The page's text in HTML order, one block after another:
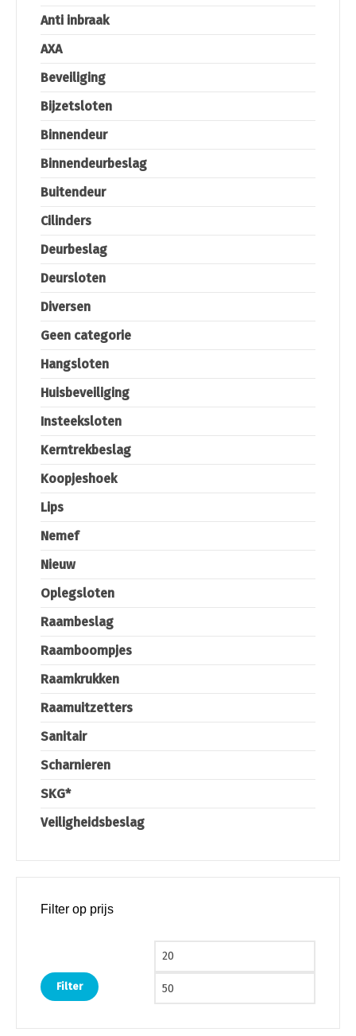
Anti inbraak
AXA
Beveiliging
Bijzetsloten
Binnendeur
Binnendeurbeslag
Buitendeur
Cilinders
Deurbeslag
Deursloten
Diversen
Geen categorie
Hangsloten
Huisbeveiliging
Insteeksloten
Kerntrekbeslag
Koopjeshoek
Lips
Nemef
Nieuw
Oplegsloten
Raambeslag
Raamboompjes
Raamkrukken
Raamuitzetters
Sanitair
Scharnieren
SKG*
Veiligheidsbeslag
Filter op prijs
Min. prijs
Filter